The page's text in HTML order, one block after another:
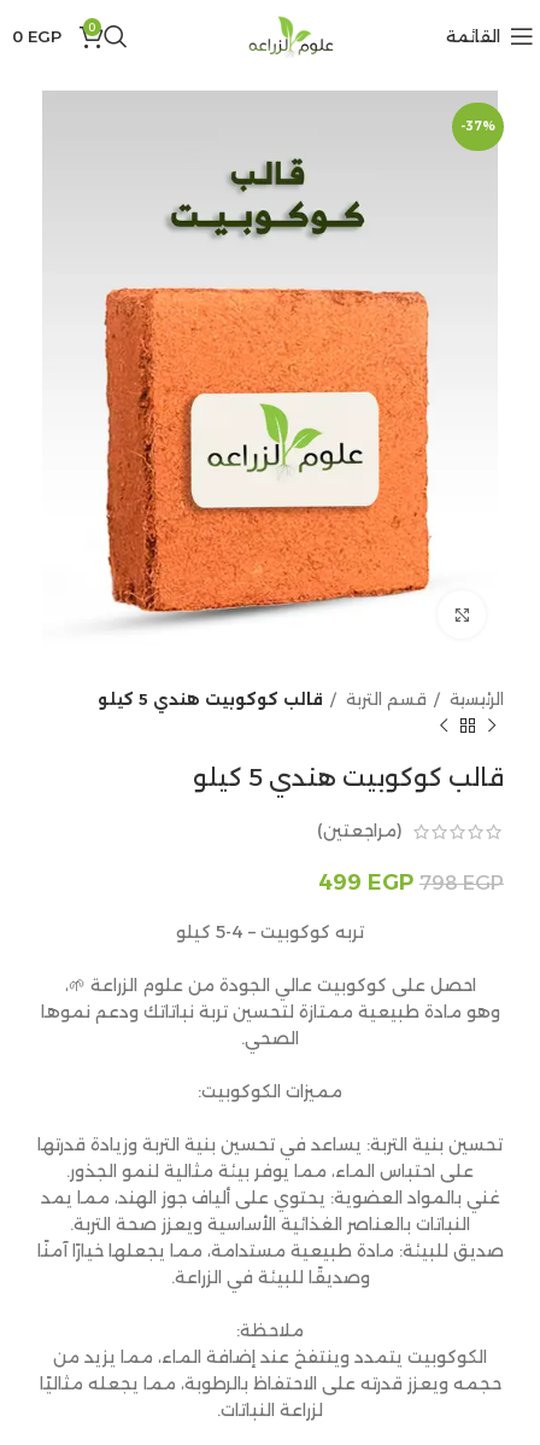
القائمة 0
0 EGP
-37%
Click to enlarge
الرئيسية قسم التربة قالب كوكوبيت هندي 5 كيلو
قالب كوكوبيت هندي 5 كيلو
(مراجعتين)
798EGP
499 EGP
تربه كوكوبيت – 4-5 كيلو
احصل على كوكوبيت عالي الجودة من علوم الزراعة 🌱،
وهو مادة طبيعية ممتازة لتحسين تربة نباتاتك ودعم نموها
الصحي.
مميزات الكوكوبيت:
تحسين بنية التربة: يساعد في تحسين بنية التربة وزيادة قدرتها
على احتباس الماء، مما يوفر بيئة مثالية لنمو الجذور.
غني بالمواد العضوية: يحتوي على ألياف جوز الهند، مما يمد
النباتات بالعناصر الغذائية الأساسية ويعزز صحة التربة.
صديق للبيئة: مادة طبيعية مستدامة، مما يجعلها خيارًا آمنًا
وصديقًا للبيئة في الزراعة.
ملاحظة:
الكوكوبيت يتمدد وينتفخ عند إضافة الماء، مما يزيد من
حجمه ويعزز قدرته على الاحتفاظ بالرطوبة، مما يجعله مثاليًا
لزراعة النباتات.